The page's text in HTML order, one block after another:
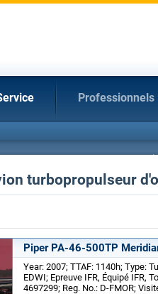
Professionnels
turbopropulseur
Piper PA-46-500TP
Year: 2007; TTAF: 1140h; Type:
EDWI; Epreuve IFR, Équipé IFR,
4697299; Reg. No.: D-FMOR;